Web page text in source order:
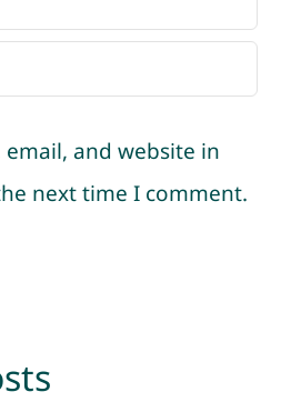
email, and website in
next time I comment.